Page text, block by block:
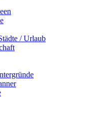
/ Urlaub